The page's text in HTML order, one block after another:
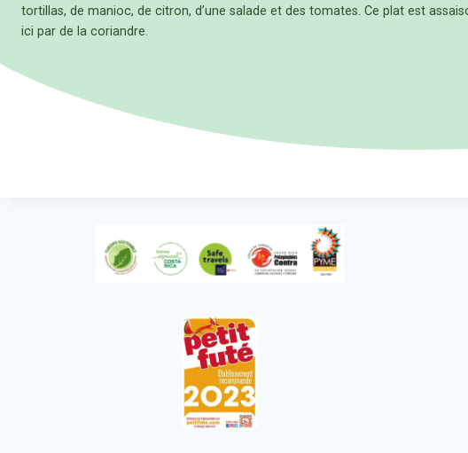
tortillas, de manioc, de citron, d’une salade et des tomates. Ce plat est
ici par de la coriandre.